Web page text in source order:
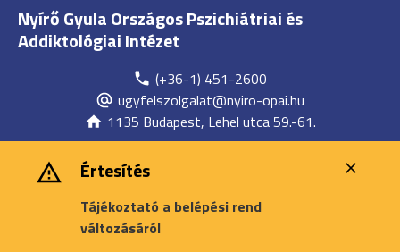
Nyírő Gyula Országos Pszichiátriai és
Addiktológiai Intézet
(+36-1) 451-2600
ugyfelszolgalat@nyiro-opai.hu
1135 Budapest, Lehel utca 59.-61.
Értesítés
Tájékoztató a belépési rend
változásáról